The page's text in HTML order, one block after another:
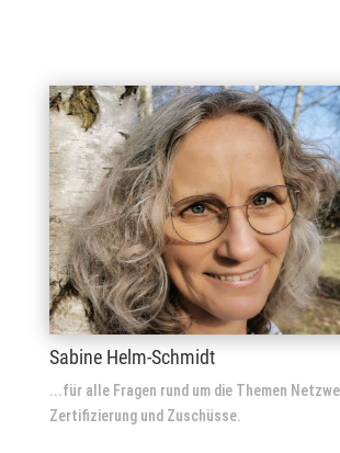
Sabine Helm-Schmidt
...für alle Fragen rund um die Themen
Zertifizierung und Zuschüsse.